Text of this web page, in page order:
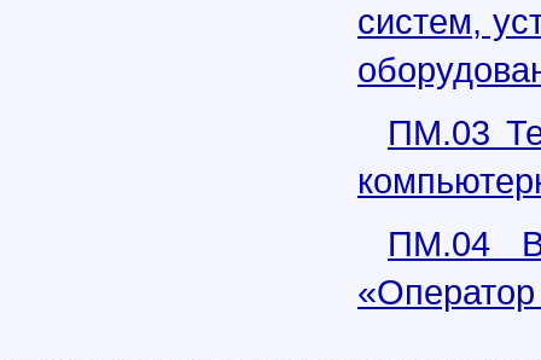
систем,
ПМ.03
ПМ.04